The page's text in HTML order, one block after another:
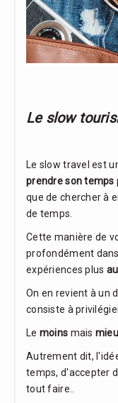
Le slow
Le slow travel est
prendre son temps
que de chercher à
de temps.
Cette manière de
profondément
expériences plus
On en revient à un
consiste à
Le moins mais
Autrement dit,
temps, d'accepter
tout faire..